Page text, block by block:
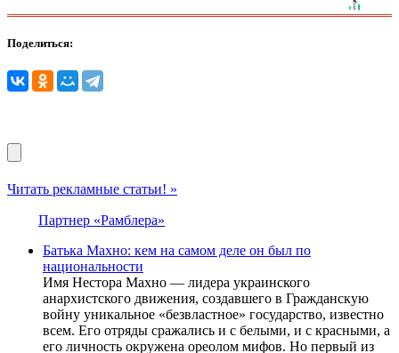
Поделиться:
Читать рекламные статьи! »
Партнер «Рамблера»
Батька Махно: кем на самом деле он был по
национальности
Имя Нестора Махно — лидера украинского
анархистского движения, создавшего в Гражданскую
войну уникальное «безвластное» государство, известно
всем. Его отряды сражались и с белыми, и с красными, а
его личность окружена ореолом мифов. Но первый из